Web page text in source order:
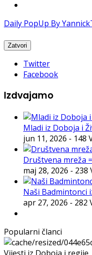
Daily PopUp By
Twitter
Facebook
Izdvajamo
Mladi iz Doboja i
jun 11, 2026 - 148
Društvena mreža
maj 28, 2026 - 238
Naši Badmintonci
apr 27, 2026 - 282
Popularni članci